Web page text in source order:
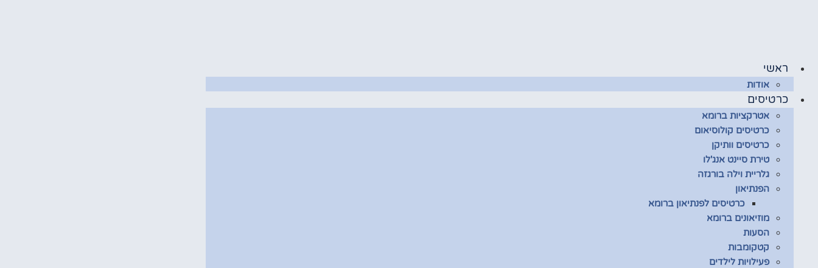
ראשי
אודות
כרטיסים
אטרקציות ברומא
כרטיסים קולוסיאום
כרטיסים וותיקן
טירת סיינט אנג'לו
גלריית וילה בורגזה
הפנתיאון
כרטיסים לפנתיאון ברומא
מוזיאונים ברומא
הסעות
קטקומבות
פעילויות לילדים